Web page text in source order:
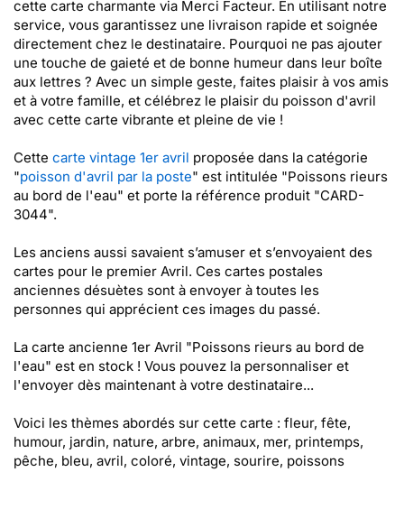
cette carte charmante via Merci Facteur. En utilisant notre
service, vous garantissez une livraison rapide et soignée
directement chez le destinataire. Pourquoi ne pas ajouter
une touche de gaieté et de bonne humeur dans leur boîte
aux lettres ? Avec un simple geste, faites plaisir à vos amis
et à votre famille, et célébrez le plaisir du poisson d'avril
avec cette carte vibrante et pleine de vie !
Cette carte vintage 1er avril proposée dans la catégorie
"poisson d'avril par la poste" est intitulée "Poissons rieurs
au bord de l'eau" et porte la référence produit "CARD-
3044".
Les anciens aussi savaient s’amuser et s’envoyaient des
cartes pour le premier Avril. Ces cartes postales
anciennes désuètes sont à envoyer à toutes les
personnes qui apprécient ces images du passé.
La carte ancienne 1er Avril "Poissons rieurs au bord de
l'eau" est en stock ! Vous pouvez la personnaliser et
l'envoyer dès maintenant à votre destinataire...
Voici les thèmes abordés sur cette carte : fleur, fête,
humour, jardin, nature, arbre, animaux, mer, printemps,
pêche, bleu, avril, coloré, vintage, sourire, poissons